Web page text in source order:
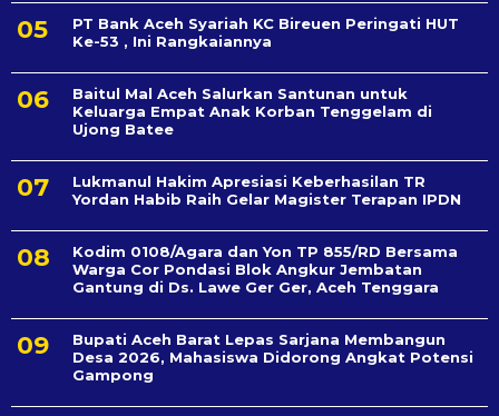
PT Bank Aceh Syariah KC Bireuen Peringati HUT
Ke-53 , Ini Rangkaiannya
Baitul Mal Aceh Salurkan Santunan untuk
Keluarga Empat Anak Korban Tenggelam di
Ujong Batee
Lukmanul Hakim Apresiasi Keberhasilan TR
Yordan Habib Raih Gelar Magister Terapan IPDN
Kodim 0108/Agara dan Yon TP 855/RD Bersama
Warga Cor Pondasi Blok Angkur Jembatan
Gantung di Ds. Lawe Ger Ger, Aceh Tenggara
Bupati Aceh Barat Lepas Sarjana Membangun
Desa 2026, Mahasiswa Didorong Angkat Potensi
Gampong